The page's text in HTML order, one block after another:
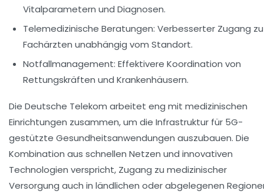
Vitalparametern und Diagnosen.
Telemedizinische Beratungen: Verbesserter Zugang zu
Fachärzten unabhängig vom Standort.
Notfallmanagement: Effektivere Koordination von
Rettungskräften und Krankenhäusern.
Die Deutsche Telekom arbeitet eng mit medizinischen
Einrichtungen zusammen, um die Infrastruktur für 5G-
gestützte Gesundheitsanwendungen auszubauen. Die
Kombination aus schnellen Netzen und innovativen
Technologien verspricht, Zugang zu medizinischer
Versorgung auch in ländlichen oder abgelegenen